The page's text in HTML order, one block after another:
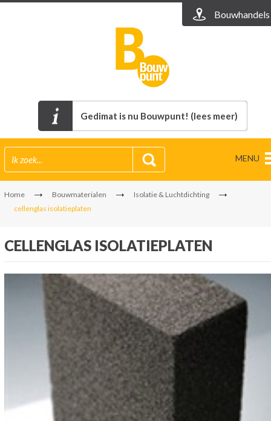
Bouwhandels
Gedimat is nu Bouwpunt! (lees meer)
MENU
Home Bouwmaterialen
Isolatie & Luchtdichting
cellenglas isolatieplaten
CELLENGLAS ISOLATIEPLATEN